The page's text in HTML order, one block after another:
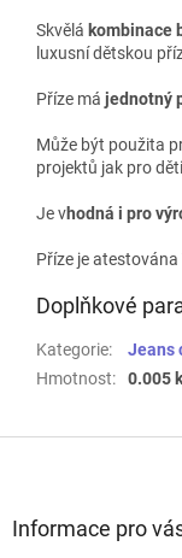
Skvělá kombinace
luxusní dětskou
Příze má jednotný
Může být použita
projektů jak pro
Je vhodná i pro
Příze je
Doplňkové
Kategorie:
Jeans
Hmotnost: 0.005
Informace pro